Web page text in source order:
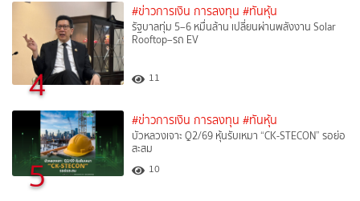
4
#ข่าวการเงิน การลงทุน #ทันหุ้น
รัฐบาลทุ่ม 5–6 หมื่นล้าน เปลี่ยนผ่านพลังงาน Solar
Rooftop–รถ EV
11
5
#ข่าวการเงิน การลงทุน #ทันหุ้น
บัวหลวงเจาะ Q2/69 หุ้นรับเหมา “CK-STECON” รอย่อ
สะสม
10